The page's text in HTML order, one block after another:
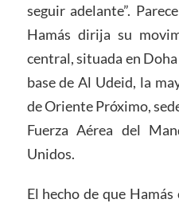
seguir adelante”.
Hamás dirija su
central, situada en
base de Al Udeid, la
de Oriente Próximo,
Fuerza Aérea del
Unidos.
El hecho de que